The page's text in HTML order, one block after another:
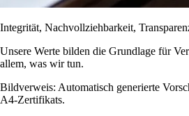
Integrität, Nachvollziehbarkeit,
Unsere Werte bilden die Grundlage für
allem, was wir tun.
Bildverweis: Automatisch generierte
A4-Zertifikats.